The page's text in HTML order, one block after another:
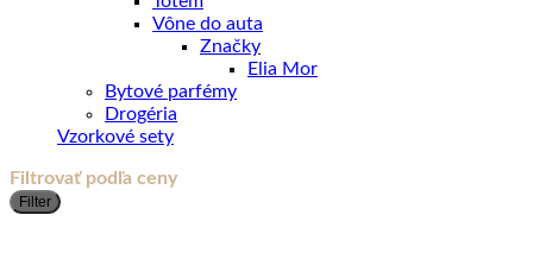
Vône do auta
Značky
Elia Mor
Bytové parfémy
Drogéria
Vzorkové sety
Filtrovať podľa ceny
Filter